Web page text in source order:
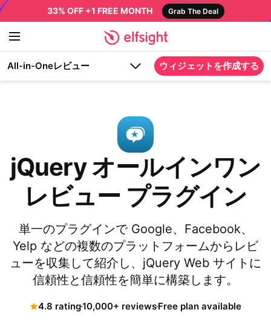
33% OFF +1 FREE MONTH Grab The Deal
All-in-Oneレビュー ウィジェットを作成する
jQuery オールインワン
レビュー プラグイン
単一のプラグインで Google、Facebook、
Yelp などの複数のプラットフォームからレビ
ューを収集して紹介し、jQuery Web サイトに
信頼性と信頼性を簡単に構築します。
4.8 rating10,000+ reviewsFree plan available